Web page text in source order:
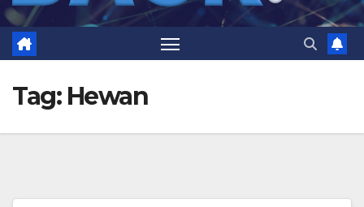
Tag: Hewan